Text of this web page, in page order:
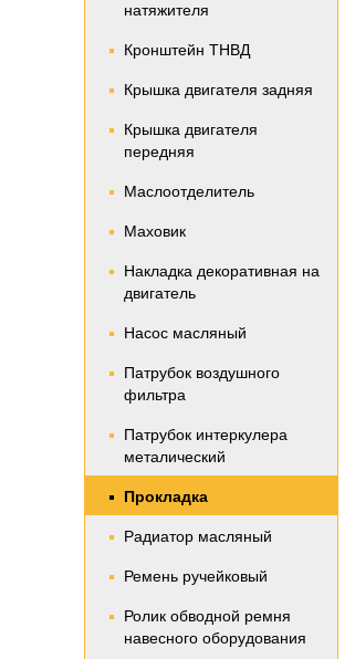
натяжителя
Кронштейн ТНВД
Крышка двигателя задняя
Крышка двигателя
передняя
Маслоотделитель
Маховик
Накладка декоративная на
двигатель
Насос масляный
Патрубок воздушного
фильтра
Патрубок интеркулера
металический
Прокладка
Радиатор масляный
Ремень ручейковый
Ролик обводной ремня
навесного оборудования